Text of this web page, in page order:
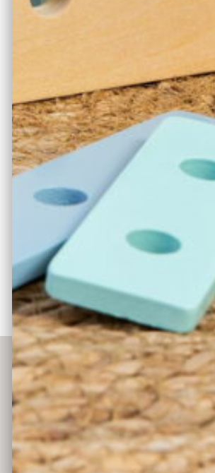
Profi-Werkzeugkiste für Kinder im
Design genau richtig. Mit viel Zubehör
können die kleinen Handwerker ihre
Fähigkeiten stärken und wie Mama &
Werkzeugkasten + Zubehör eignet
Mitnehmen.
Ausstattung und
robuster Werkzeugkasten mit
zum Schrauben; das Zubehör beinhaltet:
Bohrmaschine; 1 Hammer; 1
Maulschlüssel; 1 Säge; 1 Messwinkel; 4
Muttern; 4 Nägel; 8
Umweltfreundlich